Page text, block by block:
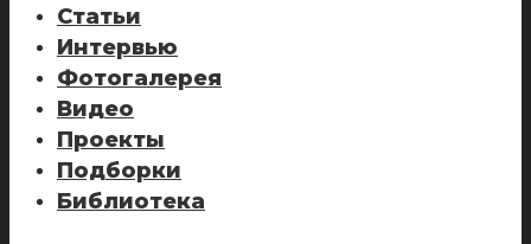
Статьи
Интервью
Фотогалерея
Видео
Проекты
Подборки
Библиотека